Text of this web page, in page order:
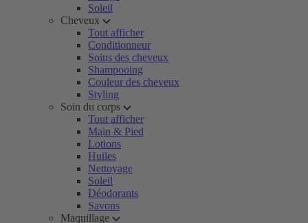
Soleil
Cheveux
Tout afficher
Conditionneur
Soins des cheveux
Shampooing
Couleur des cheveux
Styling
Soin du corps
Tout afficher
Main & Pied
Lotions
Huiles
Nettoyage
Soleil
Déodorants
Savons
Maquillage